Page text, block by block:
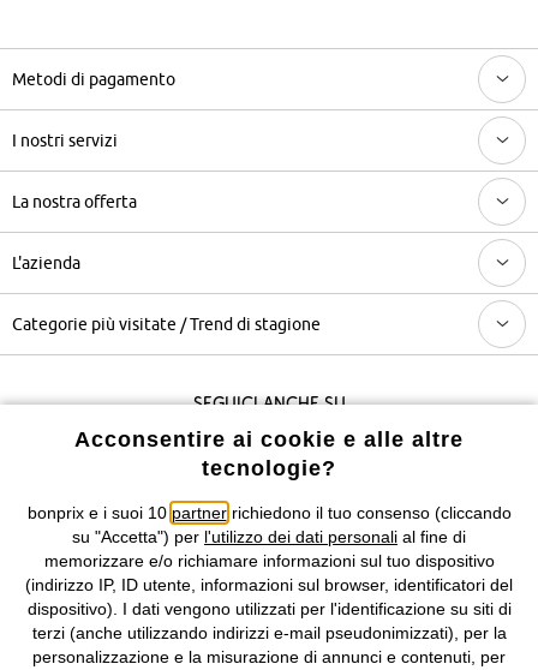
Metodi di pagamento
I nostri servizi
La nostra offerta
L'azienda
Categorie più visitate / Trend di stagione
Seguici anche su
I prezzi sono IVA inclusa. Non includono
costi di servizio.
Condizioni di vendita Accessibilità
Informativa privacy e cookie Gestione dei cookie
Acconsentire ai cookie e alle altre
tecnologie?
bonprix e i suoi 10 partnerrichiedono il tuo consenso (cliccando
su "Accetta") per l'utilizzo dei dati personali al fine di
memorizzare e/o richiamare informazioni sul tuo dispositivo
(indirizzo IP, ID utente, informazioni sul browser, identificatori del
dispositivo). I dati vengono utilizzati per l'identificazione su siti di
terzi (anche utilizzando indirizzi e-mail pseudonimizzati), per la
personalizzazione e la misurazione di annunci e contenuti, per